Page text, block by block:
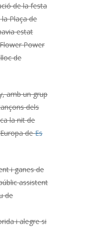
de la festa
Plaça de
estat
Power
de
amb un grup
dels
la nit de
deEs
i ganes de
assistent
de
i alegre si